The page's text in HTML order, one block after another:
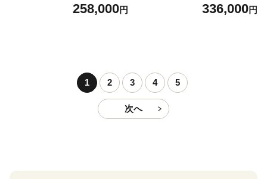
尾）×3パック K019-T03_b
258,000円
尾）×4パック K019-T04_b
336,000円
1 2 3 4 5
次へ